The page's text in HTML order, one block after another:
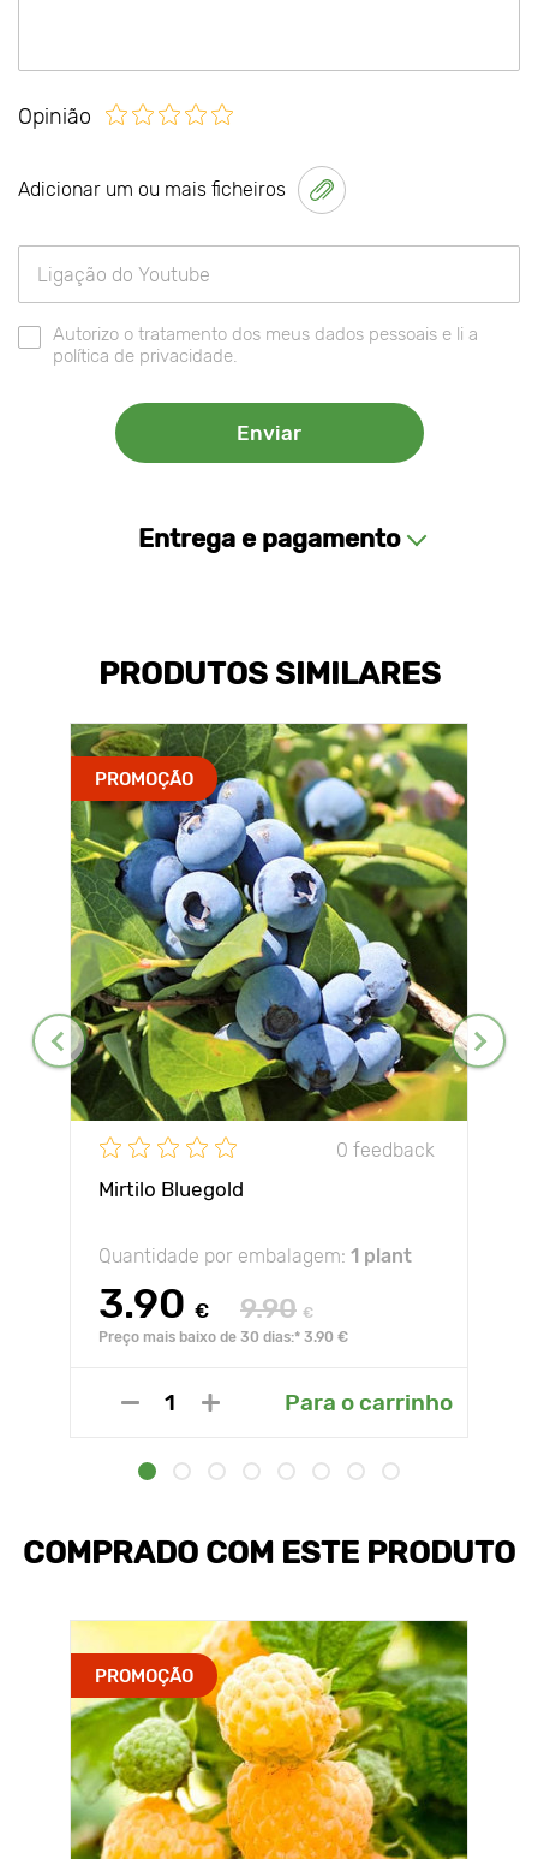
Opinião
Adicionar um ou mais ficheiros
Autorizo o tratamento dos meus dados pessoais e li a
política de privacidade.
Entrega e pagamento
PRODUTOS SIMILARES
PROMOÇÃO
0 feedback
Mirtilo Bluegold
Quantidade por embalagem: 1 plant
3.90 € 9.90 €
Preço mais baixo de 30 dias:* 3.90 €
Para o carrinho
COMPRADO COM ESTE PRODUTO
PROMOÇÃO